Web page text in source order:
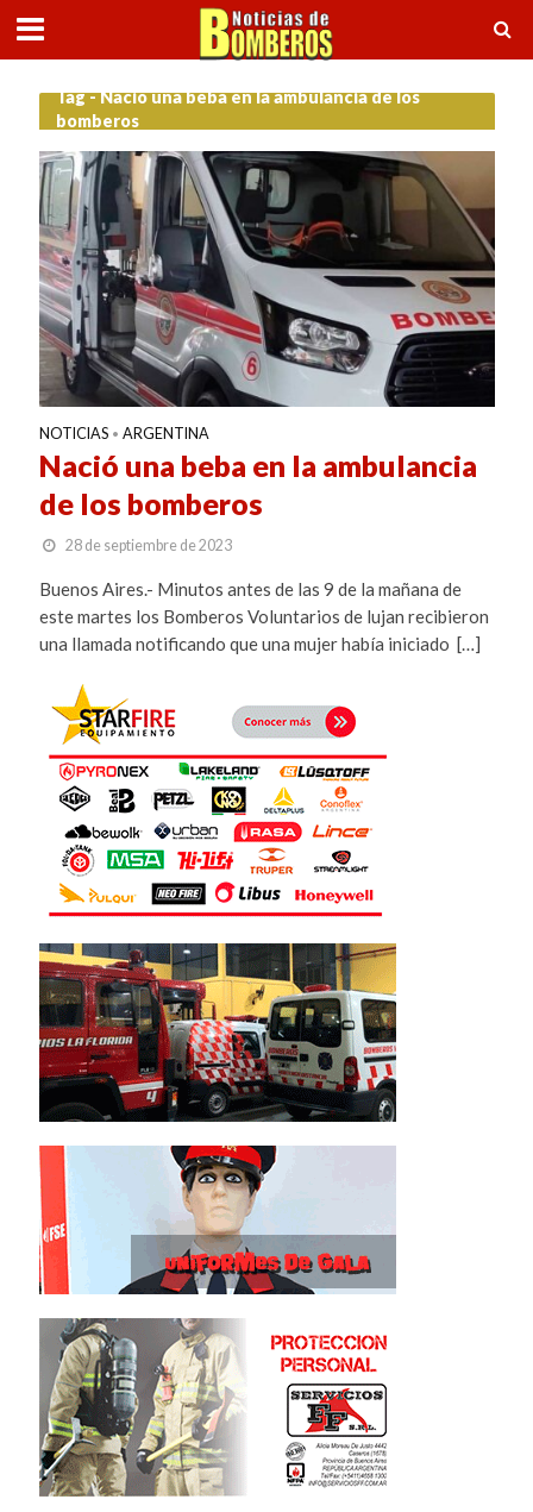
Tag - Nació una beba en la ambulancia de los
bomberos
NOTICIAS • ARGENTINA
Nació una beba en la ambulancia
de los bomberos
28 de septiembre de 2023
Buenos Aires.- Minutos antes de las 9 de la mañana de
este martes los Bomberos Voluntarios de lujan recibieron
una llamada notificando que una mujer había iniciado […]